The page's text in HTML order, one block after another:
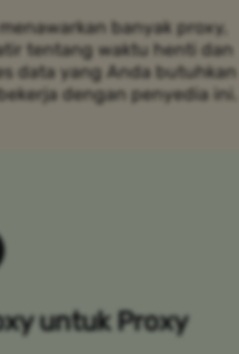
banyak proxy,
tentang waktu henti dan
data yang Anda butuhkan
dengan penyedia ini.
untuk Proxy